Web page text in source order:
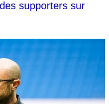
supporters sur